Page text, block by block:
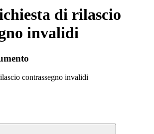
di rilascio
invalidi
contrassegno invalidi